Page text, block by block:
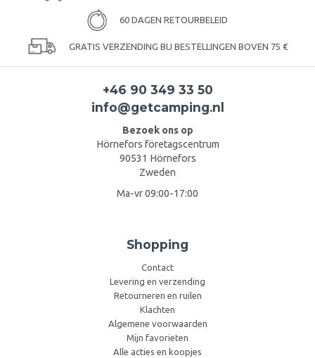
60 DAGEN RETOURBELEID
GRATIS VERZENDING BIJ BESTELLINGEN BOVEN 75 €
+46 90 349 33 50
info@getcamping.nl
Bezoek ons op
Hörnefors företagscentrum
90531 Hörnefors
Zweden
Ma-vr 09:00-17:00
Shopping
Contact
Levering en verzending
Retourneren en ruilen
Klachten
Algemene voorwaarden
Mijn favorieten
Alle acties en koopjes